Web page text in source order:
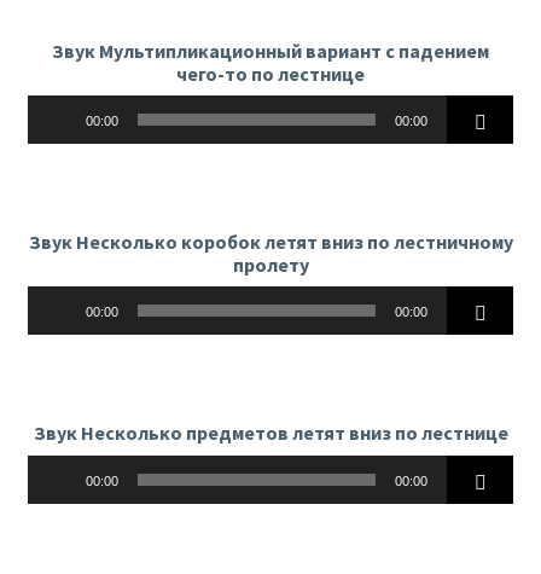
Звук Мультипликационный вариант с падением
чего-то по лестнице
00:00 00:00
Звук Несколько коробок летят вниз по лестничному
пролету
00:00 00:00
Звук Несколько предметов летят вниз по лестнице
00:00 00:00